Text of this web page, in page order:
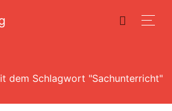
dem Schlagwort "Sachunterricht"